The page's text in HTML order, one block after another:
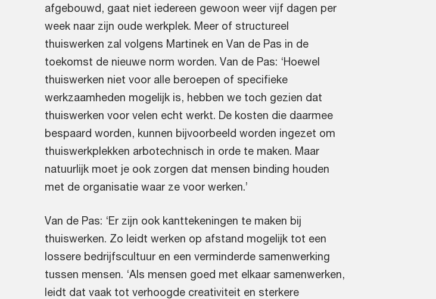
afgebouwd, gaat niet iedereen gewoon weer vijf dagen per
week naar zijn oude werkplek. Meer of structureel
thuiswerken zal volgens Martinek en Van de Pas in de
toekomst de nieuwe norm worden. Van de Pas: ‘Hoewel
thuiswerken niet voor alle beroepen of specifieke
werkzaamheden mogelijk is, hebben we toch gezien dat
thuiswerken voor velen echt werkt. De kosten die daarmee
bespaard worden, kunnen bijvoorbeeld worden ingezet om
thuiswerkplekken arbotechnisch in orde te maken. Maar
natuurlijk moet je ook zorgen dat mensen binding houden
met de organisatie waar ze voor werken.’
Van de Pas: ‘Er zijn ook kanttekeningen te maken bij
thuiswerken. Zo leidt werken op afstand mogelijk tot een
lossere bedrijfscultuur en een verminderde samenwerking
tussen mensen. ‘Als mensen goed met elkaar samenwerken,
leidt dat vaak tot verhoogde creativiteit en sterkere